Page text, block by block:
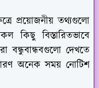
প্রয়োজনীয় তথ্যগুলো
কিছু বিস্তারিতভাবে
বন্ধুবান্ধবগুলো দেখতে
অনেক সময় নোটিশ